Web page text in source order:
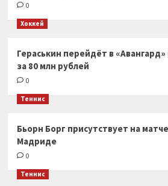
0
Хоккей
Гераськин перейдёт в
за 80 млн рублей
0
Теннис
Бьорн Борг присутствует на
Мадриде
0
Теннис